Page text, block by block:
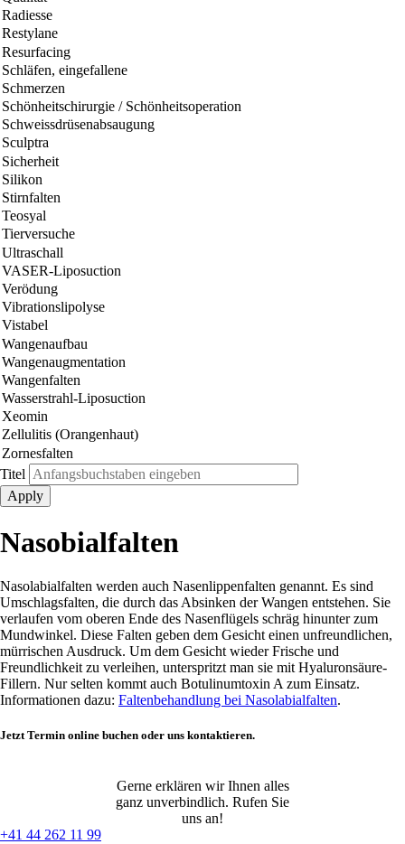
Titel
Nasobialfalten
Nasolabialfalten werden auch Nasenlippenfalten genannt. Es sind
Umschlagsfalten, die durch das Absinken der Wangen entstehen. Sie
verlaufen vom oberen Ende des Nasenflügels schräg hinunter zum
Mundwinkel. Diese Falten geben dem Gesicht einen unfreundlichen,
mürrischen Ausdruck. Um dem Gesicht wieder Frische und
Freundlichkeit zu verleihen, unterspritzt man sie mit Hyaluronsäure-
Fillern. Nur selten kommt auch Botulinumtoxin A zum Einsatz.
Informationen dazu: Faltenbehandlung bei Nasolabialfalten.
Jetzt Termin online buchen oder uns kontaktieren.
Gerne erklären wir Ihnen alles
ganz unverbindlich. Rufen Sie
uns an!
+41 44 262 11 99